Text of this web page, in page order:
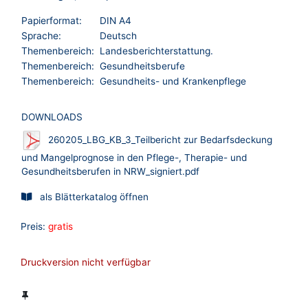
Papierformat:
DIN A4
Sprache:
Deutsch
Themenbereich:
Landesberichterstattung.
Themenbereich: Gesundheitsberufe
Themenbereich: Gesundheits- und Krankenpflege
DOWNLOADS
260205_LBG_KB_3_Teilbericht zur Bedarfsdeckung
und Mangelprognose in den Pflege-, Therapie- und
Gesundheitsberufen in NRW_signiert.pdf
als Blätterkatalog öffnen
Preis: gratis
Druckversion nicht verfügbar